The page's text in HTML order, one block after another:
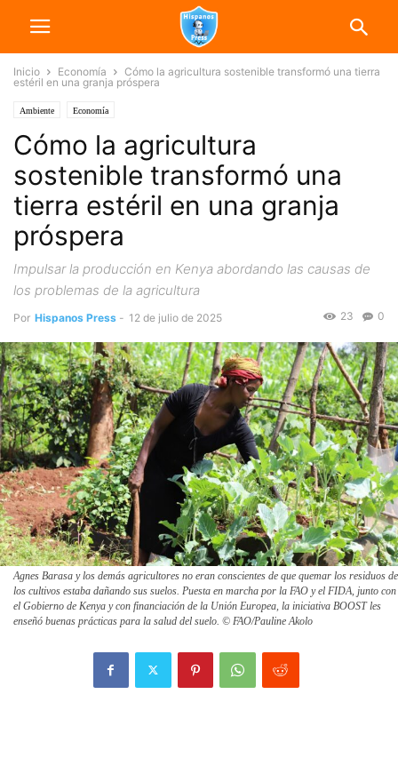
Inicio Economía
Cómo la agricultura sostenible transformó una tierra
estéril en una granja próspera
Ambiente Economía
Cómo la agricultura
sostenible transformó una
tierra estéril en una granja
próspera
Impulsar la producción en Kenya abordando las causas de
los problemas de la agricultura
Por Hispanos Press - 12 de julio de 2025 0
23
Agnes Barasa y los demás agricultores no eran conscientes de que quemar los residuos de
los cultivos estaba dañando sus suelos. Puesta en marcha por la FAO y el FIDA, junto con
el Gobierno de Kenya y con financiación de la Unión Europea, la iniciativa BOOST les
enseñó buenas prácticas para la salud del suelo. © FAO/Pauline Akolo